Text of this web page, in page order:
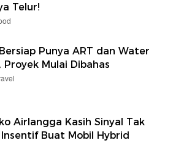
Telur!
Punya ART dan Water
Proyek Mulai Dibahas
Airlangga Kasih Sinyal Tak
Buat Mobil Hybrid